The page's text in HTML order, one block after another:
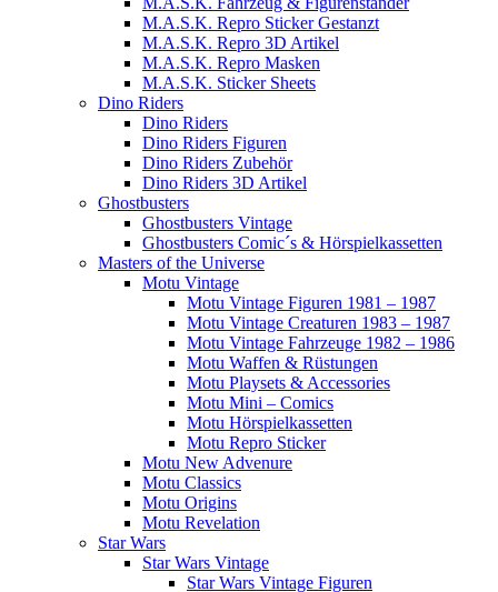
M.A.S.K. Repro Sticker Gestanzt
M.A.S.K. Repro 3D Artikel
M.A.S.K. Repro Masken
M.A.S.K. Sticker Sheets
Dino Riders
Dino Riders
Dino Riders Figuren
Dino Riders Zubehör
Dino Riders 3D Artikel
Ghostbusters
Ghostbusters Vintage
Ghostbusters Comic´s & Hörspielkassetten
Masters of the Universe
Motu Vintage
Motu Vintage Figuren 1981 – 1987
Motu Vintage Creaturen 1983 – 1987
Motu Vintage Fahrzeuge 1982 – 1986
Motu Waffen & Rüstungen
Motu Playsets & Accessories
Motu Mini – Comics
Motu Hörspielkassetten
Motu Repro Sticker
Motu New Advenure
Motu Classics
Motu Origins
Motu Revelation
Star Wars
Star Wars Vintage
Star Wars Vintage Figuren